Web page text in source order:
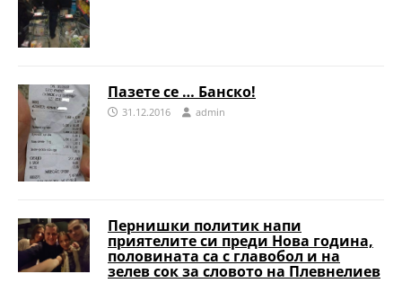
Пазете се … Банско!
31.12.2016 admin
Пернишки политик напи
приятелите си преди Нова година,
половината са с главобол и на
зелев сок за словото на Плевнелиев